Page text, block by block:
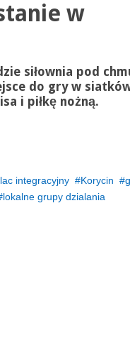
w
siłownia pod
do gry w
i piłkę nożną.
integracyjny Korycin
lokalne grupy dzialania